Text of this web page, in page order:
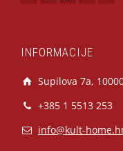
INFORMACIJE
Supilova 7a,
+385 1 5513 253
info@kult-